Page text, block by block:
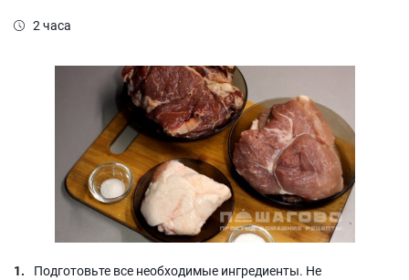
2 часа
Подготовьте все необходимые ингредиенты. Не